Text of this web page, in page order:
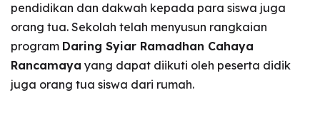
pendidikan dan dakwah kepada para siswa juga
orang tua. Sekolah telah menyusun rangkaian
program Daring Syiar Ramadhan Cahaya
Rancamaya yang dapat diikuti oleh peserta didik
juga orang tua siswa dari rumah.